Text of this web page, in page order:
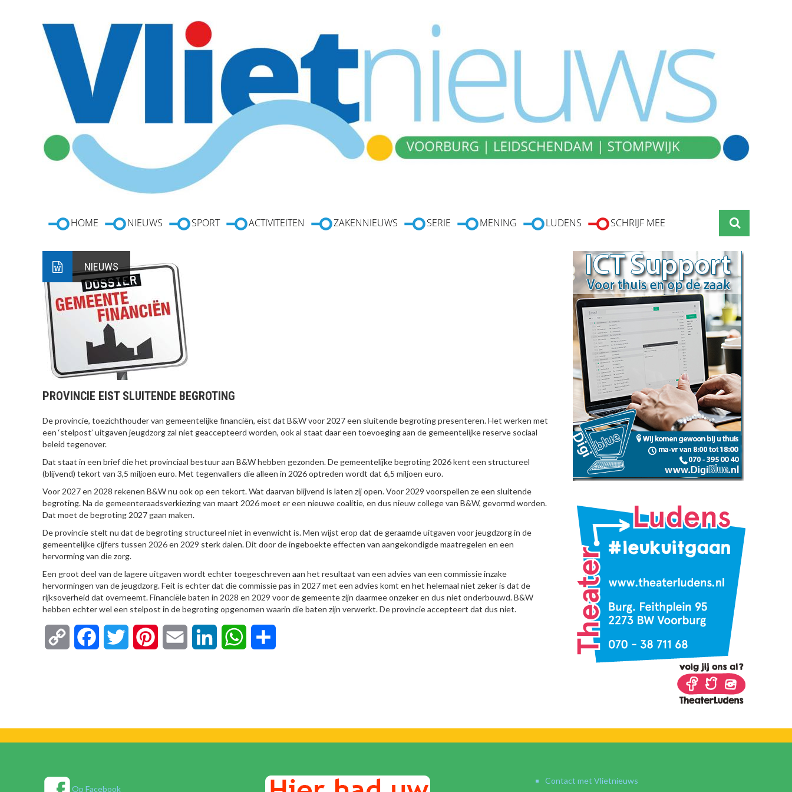
HOME NIEUWS SPORT ACTIVITEITEN ZAKENNIEUWS SERIE MENING LUDENS SCHRIJF MEE
NIEUWS
PROVINCIE EIST SLUITENDE BEGROTING
De provincie, toezichthouder van gemeentelijke financiën, eist dat B&W voor 2027 een sluitende begroting presenteren. Het werken met
een ‘stelpost’ uitgaven jeugdzorg zal niet geaccepteerd worden, ook al staat daar een toevoeging aan de gemeentelijke reserve sociaal
beleid tegenover.
Dat staat in een brief die het provinciaal bestuur aan B&W hebben gezonden. De gemeentelijke begroting 2026 kent een structureel
(blijvend) tekort van 3,5 miljoen euro. Met tegenvallers die alleen in 2026 optreden wordt dat 6,5 miljoen euro.
Voor 2027 en 2028 rekenen B&W nu ook op een tekort. Wat daarvan blijvend is laten zij open. Voor 2029 voorspellen ze een sluitende
begroting. Na de gemeenteraadsverkiezing van maart 2026 moet er een nieuwe coalitie, en dus nieuw college van B&W, gevormd worden.
Dat moet de begroting 2027 gaan maken.
De provincie stelt nu dat de begroting structureel niet in evenwicht is. Men wijst erop dat de geraamde uitgaven voor jeugdzorg in de
gemeentelijke cijfers tussen 2026 en 2029 sterk dalen. Dit door de ingeboekte effecten van aangekondigde maatregelen en een
hervorming van die zorg.
Een groot deel van de lagere uitgaven wordt echter toegeschreven aan het resultaat van een advies van een commissie inzake
hervormingen van de jeugdzorg. Feit is echter dat die commissie pas in 2027 met een advies komt en het helemaal niet zeker is dat de
rijksoverheid dat overneemt. Financiële baten in 2028 en 2029 voor de gemeente zijn daarmee onzeker en dus niet onderbouwd. B&W
hebben echter wel een stelpost in de begroting opgenomen waarin die baten zijn verwerkt. De provincie accepteert dat dus niet.
Copy FacebookTwitter Pinterest Email LinkedIn WhatsApp
Op Facebook
Contact met Vlietnieuws